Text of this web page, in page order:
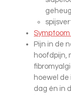
Symptoom
Pijn in de
hoofdpijn,
hoewel
dag én in